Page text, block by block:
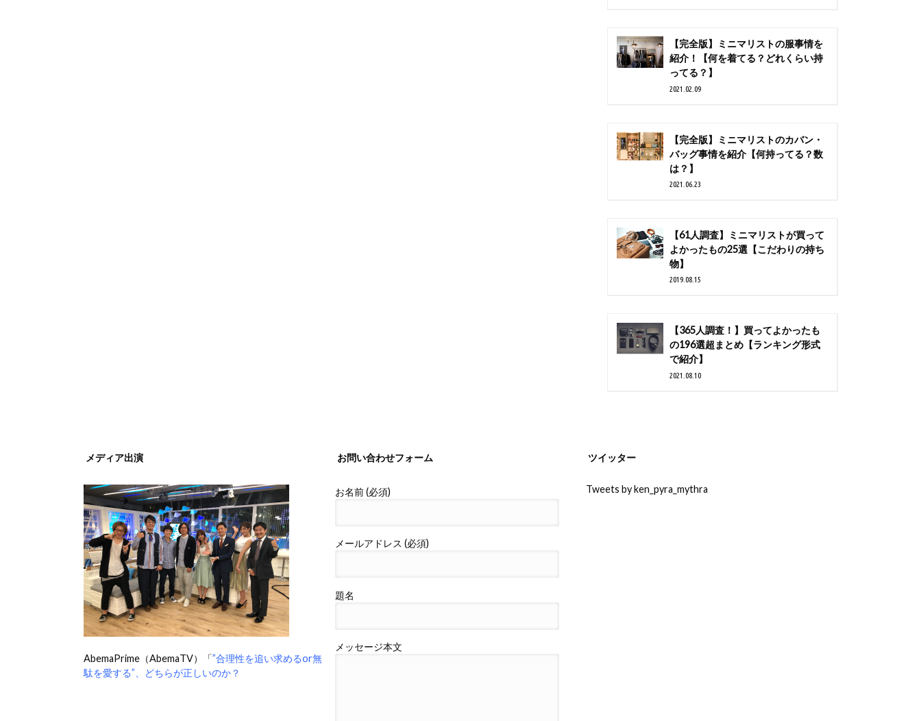
【完全版】ミニマリストの服事情を
紹介！【何を着てる？どれくらい持
ってる？】
2021.02.09
【完全版】ミニマリストのカバン・
バッグ事情を紹介【何持ってる？数
は？】
2021.06.23
【61人調査】ミニマリストが買って
よかったもの25選【こだわりの持ち
物】
2019.08.15
【365人調査！】買ってよかったも
の196選超まとめ【ランキング形式
で紹介】
2021.08.10
メディア出演
AbemaPrime（AbemaTV）「”合理性を追い求めるor無
駄を愛する”、どちらが正しいのか？
お問い合わせフォーム
お名前 (必須)
メールアドレス (必須)
題名
メッセージ本文
ツイッター
Tweets by ken_pyra_mythra